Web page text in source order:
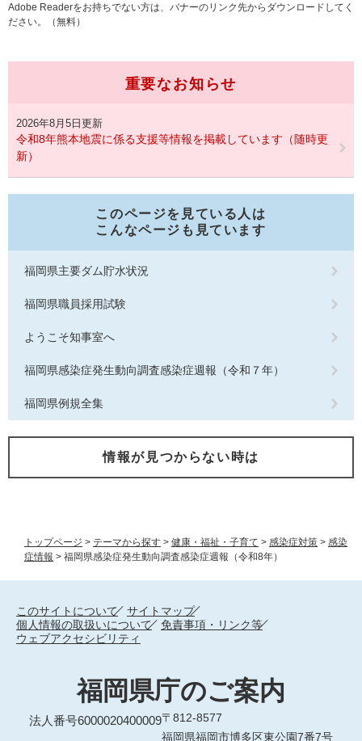
トップページ > テーマから探す > 健康・福祉・子育て > 感染症対策 > 感染
症情報 > 福岡県感染症発生動向調査感染症週報（令和8年）
Adobe Readerをお持ちでない方は、バナーのリンク先からダウンロードしてく
ださい。（無料）
重要なお知らせ
2026年8月5日更新
令和8年熊本地震に係る支援等情報を掲載しています（随時更
新）
このページを見ている人は
こんなページも見ています
福岡県主要ダム貯水状況
福岡県職員採用試験
ようこそ知事室へ
福岡県感染症発生動向調査感染症週報（令和７年）
福岡県例規全集
情報が見つからない時は
このサイトについて
サイトマップ
個人情報の取扱いについて
免責事項・リンク等
ウェブアクセシビリティ
福岡県庁のご案内
法人番号6000020400009〒812-8577
福岡県福岡市博多区東公園7番7号